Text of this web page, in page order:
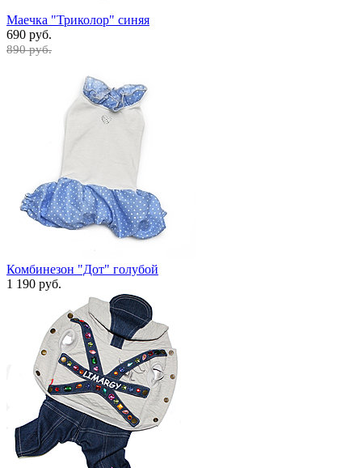
Маечка "Триколор" синяя
690 руб.
890 руб.
Комбинезон "Дот" голубой
1 190 руб.